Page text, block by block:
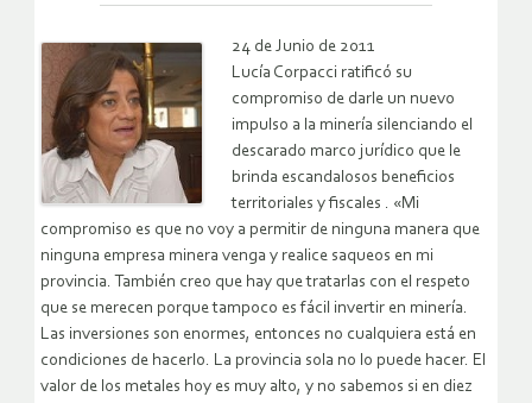
24 de Junio de 2011
Lucía Corpacci ratificó su
compromiso de darle un nuevo
impulso a la minería silenciando el
descarado marco jurídico que le
brinda escandalosos beneficios
territoriales y fiscales . «Mi
compromiso es que no voy a permitir de ninguna manera que
ninguna empresa minera venga y realice saqueos en mi
provincia. También creo que hay que tratarlas con el respeto
que se merecen porque tampoco es fácil invertir en minería.
Las inversiones son enormes, entonces no cualquiera está en
condiciones de hacerlo. La provincia sola no lo puede hacer. El
valor de los metales hoy es muy alto, y no sabemos si en diez